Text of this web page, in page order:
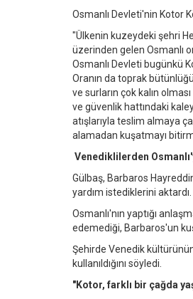
Osmanlı Devleti'nin Kotor
"Ülkenin kuzeydeki şehri
üzerinden gelen Osmanlı
Osmanlı Devleti bugünkü
Oranın da toprak
ve surların çok kalın
ve güvenlik hattındaki
atışlarıyla teslim almaya
alamadan kuşatmayı
Venediklilerden
Gülbaş, Barbaros
yardım istediklerini aktardı.
Osmanlı'nın yaptığı
edemediği, Barbaros'un
Şehirde Venedik
kullanıldığını söyledi.
"Kotor, farklı bir çağda